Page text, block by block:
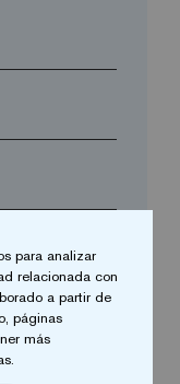
para analizar
relacionada con
a partir de
páginas
más